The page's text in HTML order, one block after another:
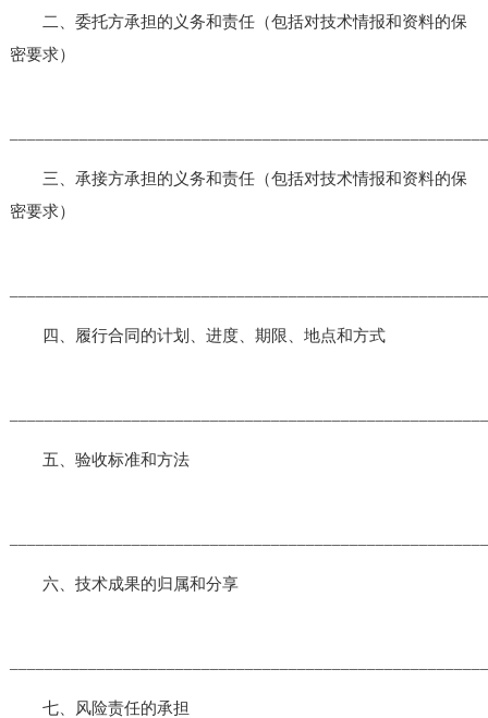
二、委托方承担的义务和责任（包括对技术情报和资料的保
密要求）
三、承接方承担的义务和责任（包括对技术情报和资料的保
密要求）
四、履行合同的计划、进度、期限、地点和方式
五、验收标准和方法
六、技术成果的归属和分享
七、风险责任的承担